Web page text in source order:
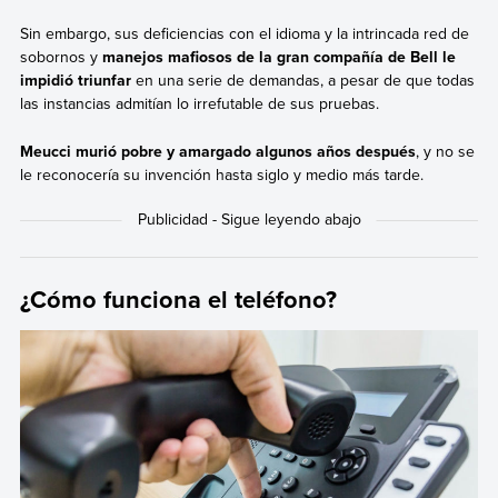
Sin embargo, sus deficiencias con el idioma y la intrincada red de
sobornos y manejos mafiosos de la gran compañía de Bell le
impidió triunfaren una serie de demandas, a pesar de que todas
las instancias admitían lo irrefutable de sus pruebas.
Meucci murió pobre y amargado algunos años después, y no se
le reconocería su invención hasta siglo y medio más tarde.
¿Cómo funciona el teléfono?